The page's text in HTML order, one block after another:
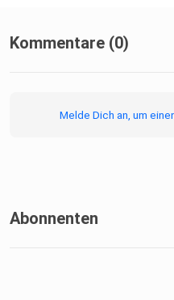
Kommentare (0)
Melde Dich an, um
Abonnenten